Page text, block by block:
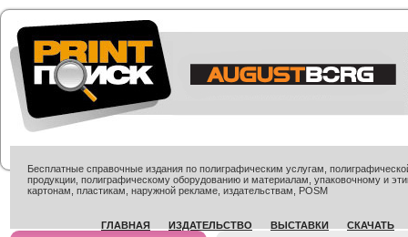
Бесплатные справочные издания по полиграфическим услугам,
продукции, полиграфическому оборудованию и материалам, упаковочному и
картонам, пластикам, наружной рекламе, издательствам, POSM
ГЛАВНАЯ ИЗДАТЕЛЬСТВО ВЫСТАВКИ СКАЧАТЬ